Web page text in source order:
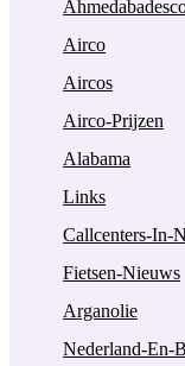
Airco
Aircos
Airco-Prijzen
Alabama
Links
Callcenters-In-
Fietsen-Nieuws
Arganolie
Nederland-En-